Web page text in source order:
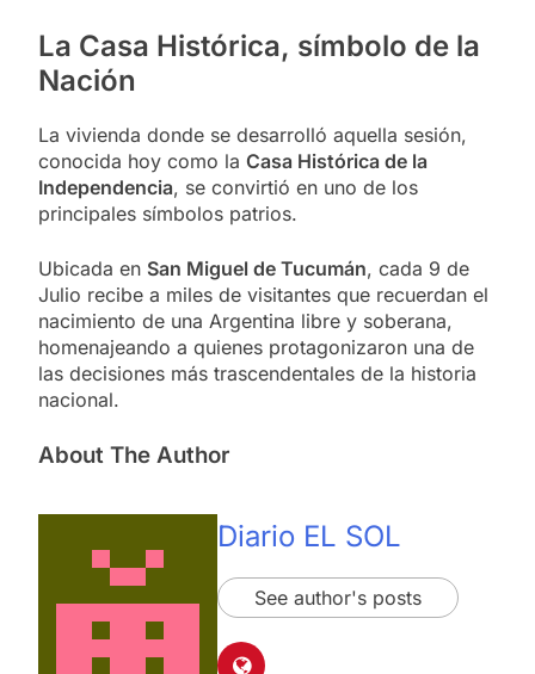
La Casa Histórica, símbolo de la
Nación
La vivienda donde se desarrolló aquella sesión,
conocida hoy como la Casa Histórica de la
Independencia, se convirtió en uno de los
principales símbolos patrios.
Ubicada en San Miguel de Tucumán, cada 9 de
Julio recibe a miles de visitantes que recuerdan el
nacimiento de una Argentina libre y soberana,
homenajeando a quienes protagonizaron una de
las decisiones más trascendentales de la historia
nacional.
About The Author
Diario EL SOL
See author's posts